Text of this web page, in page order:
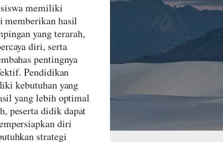
siswa memiliki
memberikan hasil
yang terarah,
diri, serta
pentingnya
Pendidikan
kebutuhan yang
yang lebih optimal
peserta didik dapat
diri
strategi